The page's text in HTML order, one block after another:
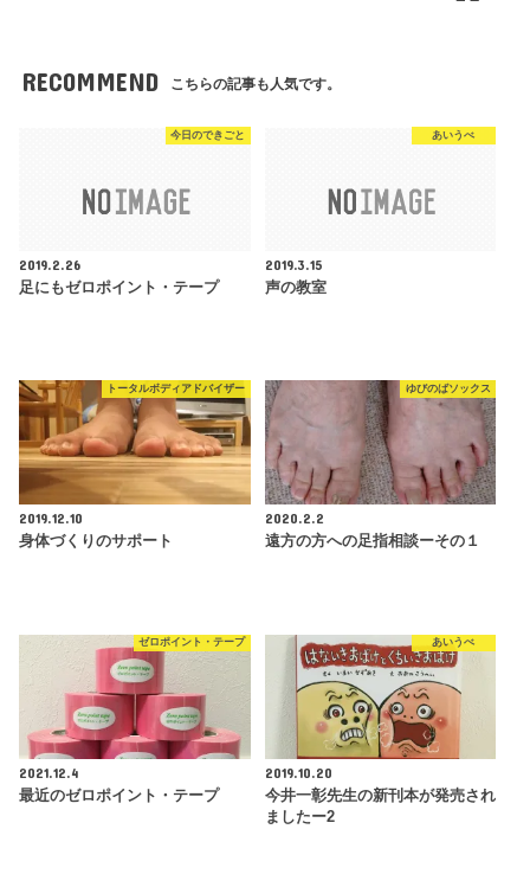
RECOMMEND こちらの記事も人気です。
今日のできごと
2019.2.26
足にもゼロポイント・テープ
あいうべ
2019.3.15
声の教室
トータルボディアドバイザー
2019.12.10
身体づくりのサポート
ゆびのばソックス
2020.2.2
遠方の方への足指相談ーその１
ゼロポイント・テープ
2021.12.4
最近のゼロポイント・テープ
あいうべ
2019.10.20
今井一彰先生の新刊本が発売され
ましたー2